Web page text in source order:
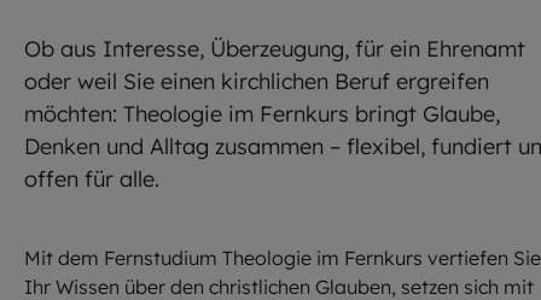
Ob aus Interesse, Überzeugung, für ein Ehrenamt
oder weil Sie einen kirchlichen Beruf ergreifen
möchten: Theologie im Fernkurs bringt Glaube,
Denken und Alltag zusammen – flexibel, fundiert
offen für alle.
Mit dem Fernstudium Theologie im Fernkurs vertiefen Sie
Ihr Wissen über den christlichen Glauben, setzen sich mit